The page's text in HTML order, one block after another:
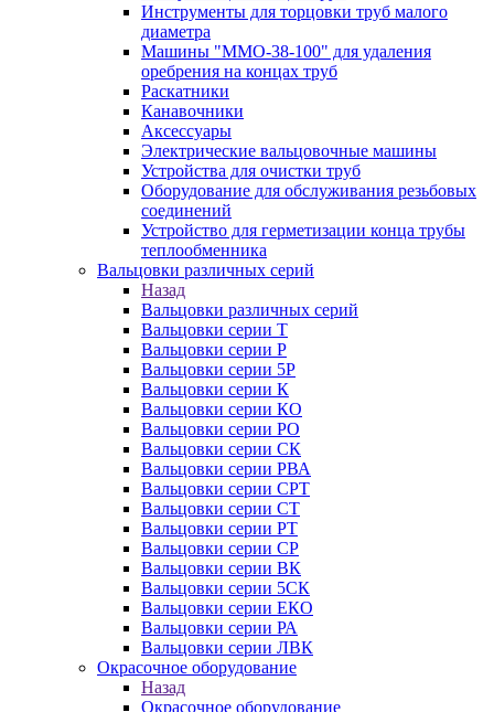
Инструменты для торцовки труб малого
диаметра
Машины "ММО-38-100" для удаления
оребрения на концах труб
Раскатники
Канавочники
Аксессуары
Электрические вальцовочные машины
Устройства для очистки труб
Оборудование для обслуживания резьбовых
соединений
Устройство для герметизации конца трубы
теплообменника
Вальцовки различных серий
Назад
Вальцовки различных серий
Вальцовки серии Т
Вальцовки серии Р
Вальцовки серии 5Р
Вальцовки серии К
Вальцовки серии КО
Вальцовки серии РО
Вальцовки серии СК
Вальцовки серии РВА
Вальцовки серии СРТ
Вальцовки серии СТ
Вальцовки серии РТ
Вальцовки серии СР
Вальцовки серии ВК
Вальцовки серии 5СК
Вальцовки серии ЕКО
Вальцовки серии РА
Вальцовки серии ЛВК
Окрасочное оборудование
Назад
Окрасочное оборудование